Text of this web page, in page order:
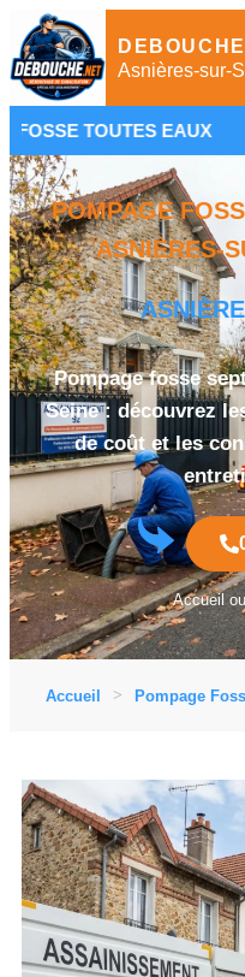
Asnières-sur-
EAUX •
POMPAGE
ASNIÈRES-
Pompage fosse
Seine : découvrez
de coût et les
Accueil
Accueil Pompage